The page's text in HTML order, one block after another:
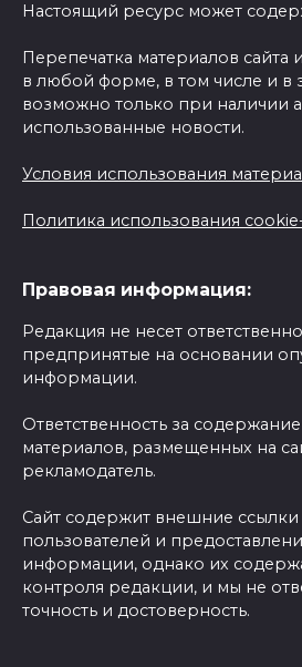
Настоящий ресурс может
Перепечатка материалов сайта
в любой форме, в том числе и
возможно только при наличии
использованные новости.
Условия использования
Политика использования
Правовая информация:
Редакция не несет
предпринятые на основании
информации.
Ответственность за
материалов, размещенных на
рекламодатель.
Сайт содержит внешние ссылки
пользователей и
информации, однако их
контроля редакции, и мы не
точность и достоверность.